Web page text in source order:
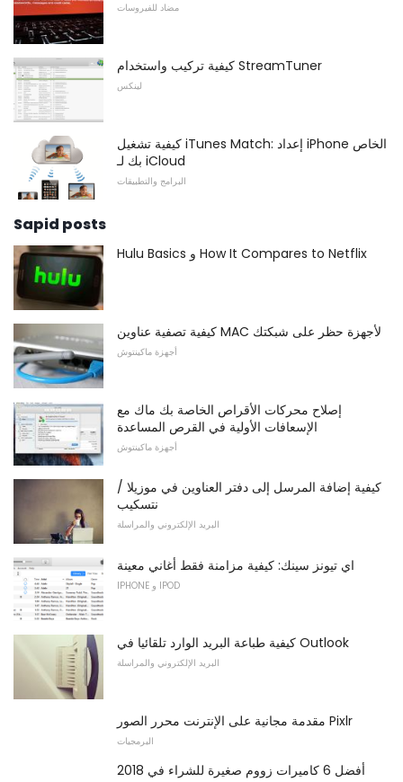
مضاد للفيروسات
كيفية تركيب واستخدام StreamTuner
لينكس
كيفية تشغيل iTunes Match: إعداد iPhone الخاص
بك لـ iCloud
البرامج والتطبيقات
Sapid posts
Hulu Basics و How It Compares to Netflix
كيفية تصفية عناوين MAC لأجهزة حظر على شبكتك
أجهزة ماكينتوش
إصلاح محركات الأقراص الخاصة بك ماك مع
الإسعافات الأولية في القرص المساعدة
أجهزة ماكينتوش
كيفية إضافة المرسل إلى دفتر العناوين في موزيلا /
نتسكيب
البريد الإلكتروني والمراسلة
اي تيونز سينك: كيفية مزامنة فقط أغاني معينة
IPHONE و IPOD
كيفية طباعة البريد الوارد تلقائيا في Outlook
البريد الإلكتروني والمراسلة
مقدمة مجانية على الإنترنت محرر الصور Pixlr
البرمجيات
أفضل 6 كاميرات زووم صغيرة للشراء في 2018